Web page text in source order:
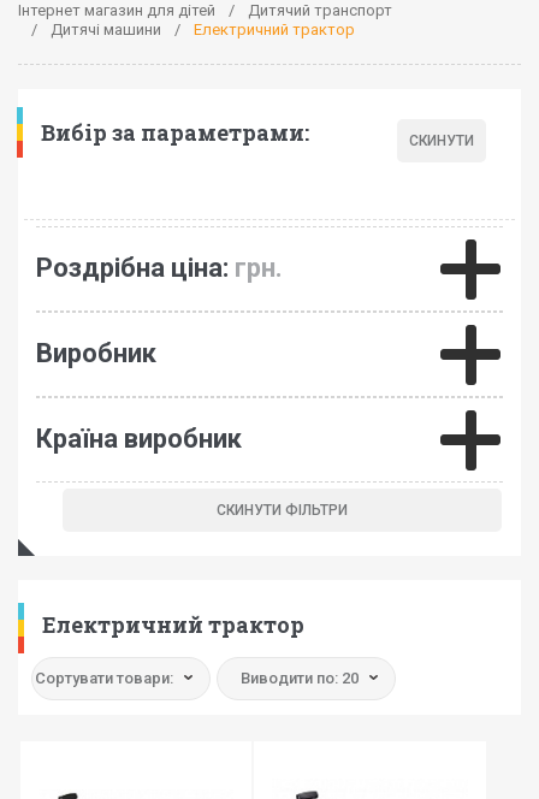
Інтернет магазин для дітей
Дитячий транспорт
Дитячі машини
Електричний трактор
Вибір за параметрами:
Роздрібна ціна: грн.
Виробник
Країна виробник
Електричний трактор
Сортувати товари: Виводити по: 20